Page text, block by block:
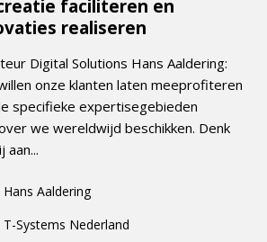
faciliteren en
realiseren
Digital Solutions Hans Aaldering:
onze klanten laten meeprofiteren
specifieke expertisegebieden
we wereldwijd beschikken. Denk
aan...
Hans Aaldering
T-Systems Nederland